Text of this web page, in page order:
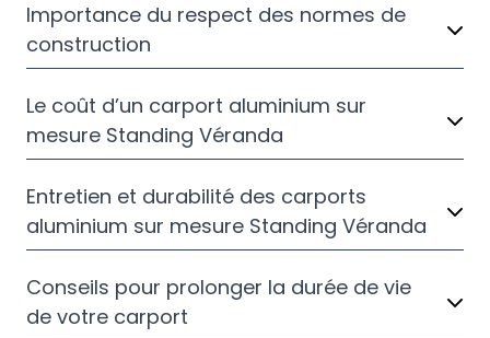
Importance du respect des normes de
construction
Le coût d’un carport aluminium sur
mesure Standing Véranda
Entretien et durabilité des carports
aluminium sur mesure Standing Véranda
Conseils pour prolonger la durée de vie
de votre carport